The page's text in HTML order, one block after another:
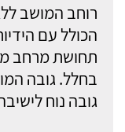
תחושת מרחב
גובה נוח